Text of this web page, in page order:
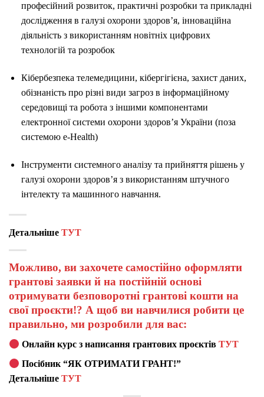
професійний розвиток, практичні розробки та прикладні
дослідження в галузі охорони здоров’я, інноваційна
діяльність з використанням новітніх цифрових
технологій та розробок
Кібербезпека телемедицини, кібергігієна, захист даних,
обізнаність про різні види загроз в інформаційному
середовищі та робота з іншими компонентами
електронної системи охорони здоров’я України (поза
системою e-Health)
Інструменти системного аналізу та прийняття рішень у
галузі охорони здоров’я з використанням штучного
інтелекту та машинного навчання.
Детальніше ТУТ
Можливо, ви захочете самостійно оформляти
грантові заявки й на постійній основі
отримувати безповоротні грантові кошти на
свої проєкти!? А щоб ви навчилися робити це
правильно, ми розробили для вас:
Онлайн курс з написання грантових проєктівТУТ
Посібник “ЯК ОТРИМАТИ ГРАНТ!”
Детальніше ТУТ